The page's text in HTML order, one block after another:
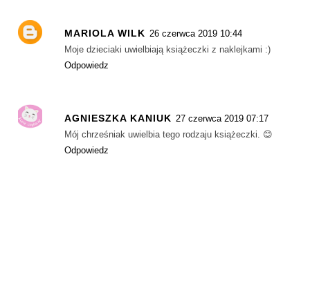
MARIOLA WILK 26 czerwca 2019 10:44
Moje dzieciaki uwielbiają książeczki z naklejkami :)
Odpowiedz
AGNIESZKA KANIUK 27 czerwca 2019 07:17
Mój chrześniak uwielbia tego rodzaju książeczki. 😊
Odpowiedz